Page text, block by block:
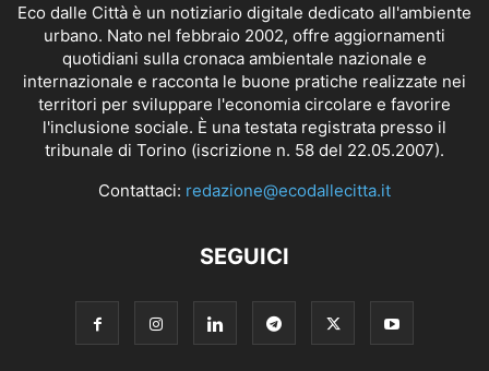
Eco dalle Città è un notiziario digitale dedicato all'ambiente
urbano. Nato nel febbraio 2002, offre aggiornamenti
quotidiani sulla cronaca ambientale nazionale e
internazionale e racconta le buone pratiche realizzate nei
territori per sviluppare l'economia circolare e favorire
l'inclusione sociale. È una testata registrata presso il
tribunale di Torino (iscrizione n. 58 del 22.05.2007).
Contattaci: redazione@ecodallecitta.it
SEGUICI